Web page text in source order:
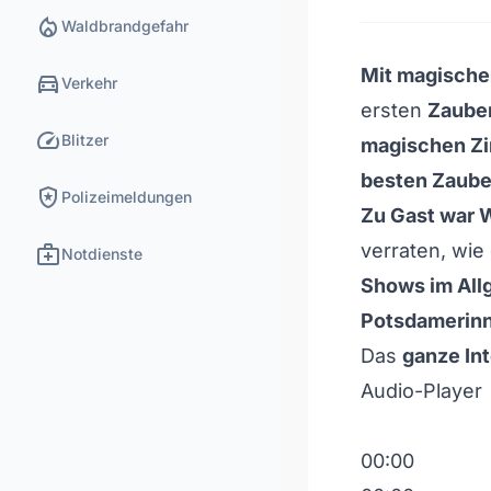
local_fire_department Waldbrandgefahr
directions_carVerkehr
speedBlitzer
local_police Polizeimeldungen
medical_servicesNotdienste
Mit
ersten
magischen
besten
Zu Gast war
verraten, wie
Shows im
Das ganze
Audio-Player
00:00